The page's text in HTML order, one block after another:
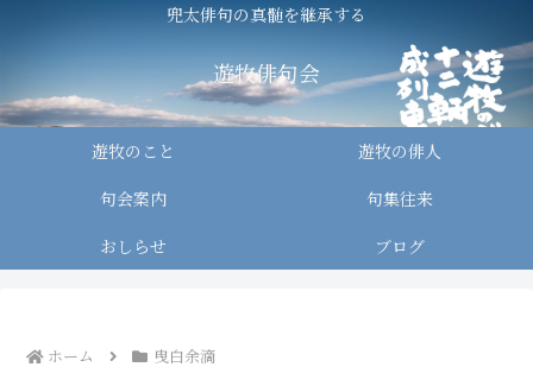
兜太俳句の真髄を継承する
遊牧俳句会
遊牧のこと
遊牧の俳人
句会案内
句集往来
おしらせ
ブログ
ホーム 曳白余滴